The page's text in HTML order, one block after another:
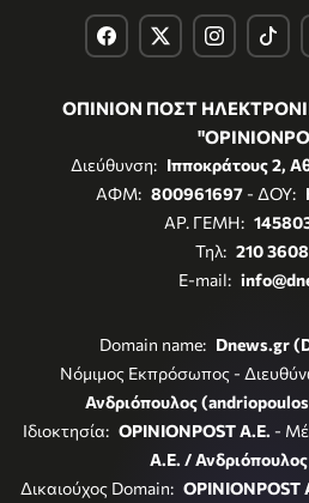
ΟΠΙΝΙΟΝ ΠΟΣΤ
Διεύθυνση: Ιπποκράτους 2,
ΑΦΜ: 800961697- ΔΟΥ:
ΑΡ. ΓΕΜΗ:
Τηλ: 210
E-mail:
Domain name: Dnews.gr
Νόμιμος Εκπρόσωπος -
Ανδριόπουλος
Ιδιοκτησία: OPINIONPOST A.E. -
Α.Ε. /
Δικαιούχος Domain: OPINIONPOST